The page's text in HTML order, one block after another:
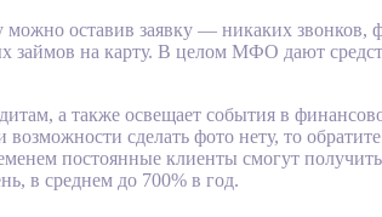
оставив заявку — никаких звонков,
на карту. В целом МФО дают
а также освещает события в
возможности сделать фото нету, то
постоянные клиенты смогут
в среднем до 700% в год.